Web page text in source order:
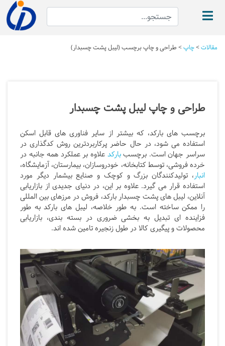
مقالات>چاپ> طراحی و چاپ برچسب (لیبل پشت چسبدار)
طراحی و چاپ لیبل پشت چسبدار
برچسب های بارکد، که بیشتر از سایر فناوری های قابل اسکن
استفاده می شود، در حال حاضر پرکاربردترین روش کدگذاری در
سراسر جهان است. برچسببارکد علاوه بر عملکرد همه جانبه در
خرده فروشی، توسط کتابخانه، خودروسازان، بیمارستان، آزمایشگاه،
انبار، تولیدکنندگان بزرگ و کوچک و صنایع بیشمار دیگر مورد
استفاده قرار می گیرد. علاوه بر این، در دنیای جدیدی از بازاریابی
آنلاین، لیبل های پشت چسبدار بارکد، فروش در مرزهای بین المللی
را ممکن ساخته است. به طور خلاصه، لیبل های بارکد به طور
فزاینده ای تبدیل به بخشی ضروری در بسته بندی، بازاریابی
محصولات و پیگیری کالا در طول زنجیره تامین شده اند.